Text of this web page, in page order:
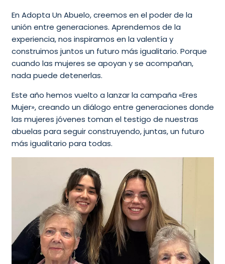
En Adopta Un Abuelo, creemos en el poder de la
unión entre generaciones. Aprendemos de la
experiencia, nos inspiramos en la valentía y
construimos juntos un futuro más igualitario. Porque
cuando las mujeres se apoyan y se acompañan,
nada puede detenerlas.
Este año hemos vuelto a lanzar la campaña «Eres
Mujer», creando un diálogo entre generaciones donde
las mujeres jóvenes toman el testigo de nuestras
abuelas para seguir construyendo, juntas, un futuro
más igualitario para todas.